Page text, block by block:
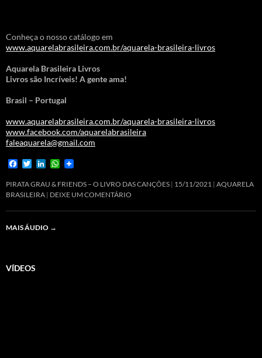
Conheça o nosso catálogo em
www.aquarelabrasileira.com.br/aquarela-brasileira-livros
Aquarela Brasileira Livros
Livros são Incríveis! A gente ama!
Brasil – Portugal
www.aquarelabrasileira.com.br/aquarela-brasileira-livros
www.facebook.com/aquarelabrasileira
faleaquarela@gmail.com
F
c
e
o
k
i
t
e
n
k
e
d
n
W
a
t
A
PIRATA GRAU & FRIENDS – O LIVRO DAS CANÇÕES 15/11/2021 AQUARELA
BRASILEIRA DEIXE UM COMENTÁRIO
MAIS ÁUDIO →
VÍDEOS